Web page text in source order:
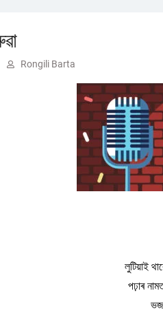
Rongili Barta
লুটিয়াই
পঢ়াৰ